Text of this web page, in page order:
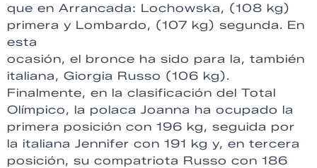
que en Arrancada: Lochowska, (108 kg)
primera y Lombardo, (107 kg) segunda. En
esta
ocasión, el bronce ha sido para la, también
italiana, Giorgia Russo (106 kg).
Finalmente, en la clasificación del Total
Olímpico, la polaca Joanna ha ocupado la
primera posición con 196 kg, seguida por
la italiana Jennifer con 191 kg y, en tercera
posición, su compatriota Russo con 186